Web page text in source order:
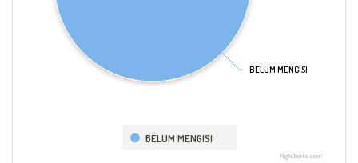
BELUM MENGISI
BELUM MENGISI
BELUM MENGISI
Highcharts.com